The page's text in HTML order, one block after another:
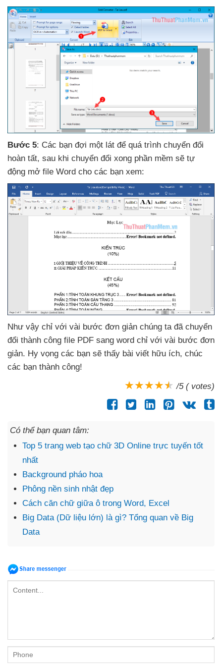
Bước 5: Các bạn đợi một lát để quá trình chuyển đổi
hoàn tất, sau khi chuyển đổi xong phần mềm sẽ tự
động mở file Word cho các bạn xem:
Như vậy chỉ với vài bước đơn giản chúng ta đã chuyển
đổi thành công file PDF sang word chỉ với vài bước đơn
giản. Hy vọng các bạn sẽ thấy bài viết hữu ích, chúc
các bạn thành công!
/5 ( votes)
Có thể bạn quan tâm:
Top 5 trang web tạo chữ 3D Online trực tuyến tốt
nhất
Background pháo hoa
Phông nền sinh nhật đẹp
Cách căn chữ giữa ô trong Word, Excel
Big Data (Dữ liệu lớn) là gì? Tổng quan về Big
Data